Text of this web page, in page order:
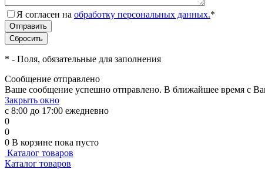
Я согласен на обработку персональных данных.*
* - Поля, обязательные для заполнения
Сообщение отправлено
Ваше сообщение успешно отправлено. В ближайшее время с
Закрыть окно
с 8:00 до 17:00 ежедневно
0
0
0 В корзине пока пусто
Каталог товаров
Каталог товаров